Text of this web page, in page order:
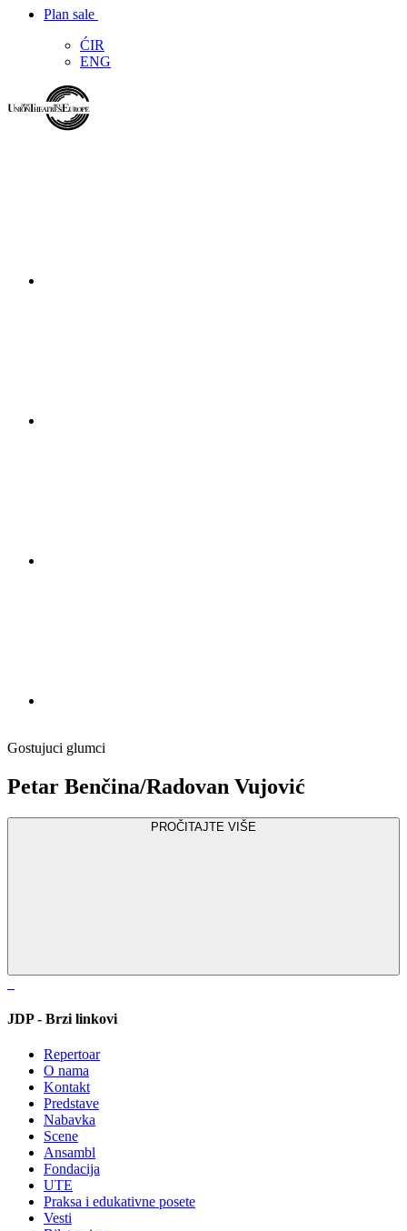
Plan sale
ĆIR
ENG
Gostujuci glumci
Petar Benčina/Radovan Vujović
PROČITAJTE VIŠE
JDP - Brzi linkovi
Repertoar
O nama
Kontakt
Predstave
Nabavka
Scene
Ansambl
Fondacija
UTE
Praksa i edukativne posete
Vesti